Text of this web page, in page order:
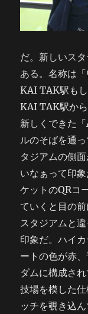
だ。新しいス
ある。名称は
KAI TAK駅も
KAI TAK駅か
新しくできた
ルのそばを通
タジアムの側
いなぁって印
ケットのQRコ
ていくと目の
スタジアムと
印象だ。ハイ
ートの色が赤
ダムに構成さ
技場を模した
ッチを覗き込